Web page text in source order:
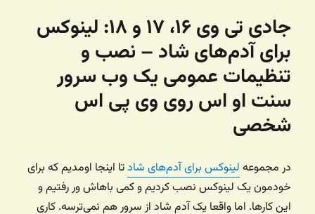
جادی تی وی ۱۶، ۱۷ و ۱۸: لینوکس
برای آدم‌های شاد – نصب و
تنظیمات عمومی یک وب سرور
سنت او اس روی وی پی اس
شخصی
در مجموعه لینوکس برای آدم‌های شادتا اینجا اومدیم که برای
خودمون یک لینوکس نصب کردیم و کمی باهاش ور رفتیم و
این کارها. اما واقعا یک آدم شاد از سرور هم نمی‌ترسه. کاری